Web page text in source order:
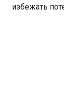
избежать